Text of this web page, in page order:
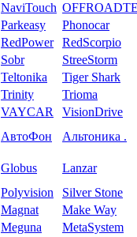
NaviTouch
Parkeasy
Phonocar
RedPower
RedScorpio
Sobr
StreeStorm
Teltonika
Tiger Shark
Trinity
Trioma
VAYCAR
VisionDrive
АвтоФон
Альтоника .
Globus
Lanzar
Polyvision
Silver Stone
Magnat
Make Way
Meguna
MetaSystem